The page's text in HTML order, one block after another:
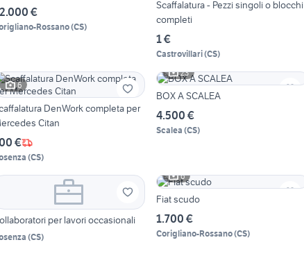
€
Rossano(CS)
Scaffalatura - Pezzi singoli o blocchi
completi
1 €
Castrovillari(CS)
6
DenWork completa per
Citan
€
(CS)
23
BOX A SCALEA
4.500 €
Scalea (CS)
per lavori occasionali
(CS)
6
Fiat scudo
1.700 €
Corigliano-Rossano(CS)